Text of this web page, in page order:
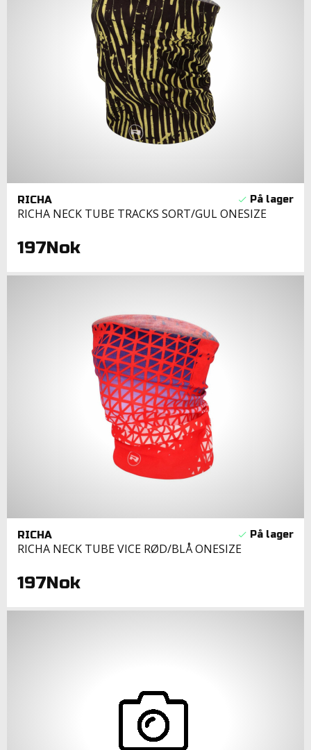
RICHA
RICHA NECK TUBE TRACKS SORT/GUL ONESIZE
197Nok
RICHA
RICHA NECK TUBE VICE RØD/BLÅ ONESIZE
197Nok